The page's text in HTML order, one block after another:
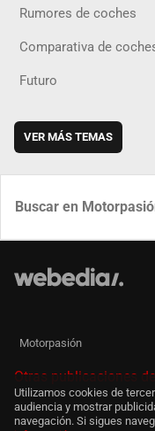
Rumores de coches
Comparativa de
Futuro
VER MÁS TEMAS
Motorpasión
Otras publicaciones
Utilizamos cookies de
audiencia y mostrar
navegación. Si sigues